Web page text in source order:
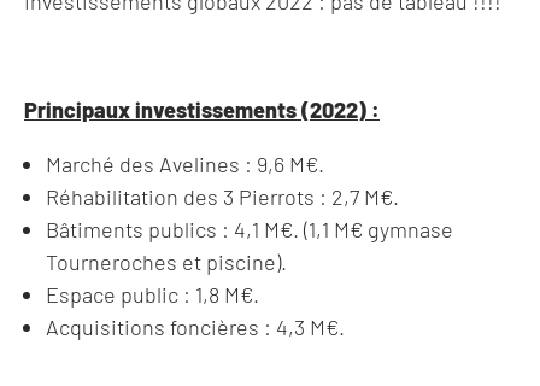
Principaux investissements (2022) :
Marché des Avelines : 9,6 M€.
Réhabilitation des 3 Pierrots : 2,7 M€.
Bâtiments publics : 4,1 M€. (1,1 M€ gymnase
Tourneroches et piscine).
Espace public : 1,8 M€.
Acquisitions foncières : 4,3 M€.